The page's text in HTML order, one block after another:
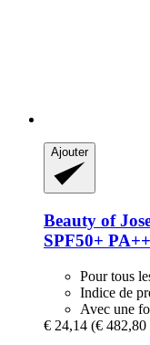
Ajouter
Beauty of
SPF50+
Pour tous
Indice de
Avec une
€ 24,14 (€